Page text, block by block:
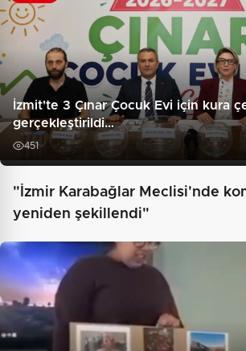
İzmit'te 3 Çınar Çocuk Evi için kura
gerçekleştirildi…
451
"İzmir Karabağlar Meclisi'nde
yeniden şekillendi"